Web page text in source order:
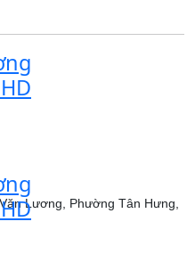
Lương, Phường Tân Hưng,